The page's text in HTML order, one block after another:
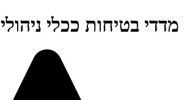
מדדי בטיחות ככלי ניהולי